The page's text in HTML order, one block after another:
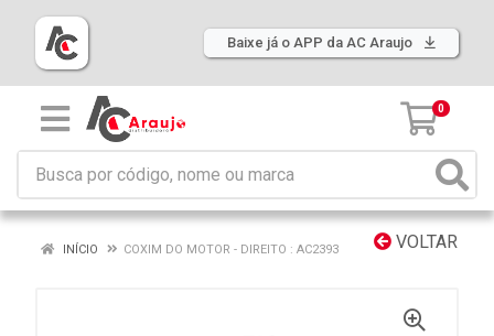
Baixe já o APP da AC Araujo
0
VOLTAR
INÍCIO COXIM DO MOTOR - DIREITO : AC2393